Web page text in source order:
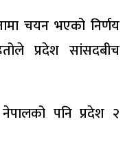
चयन भएको निर्णय
प्रदेश सांसदबीच
पनि प्रदेश २